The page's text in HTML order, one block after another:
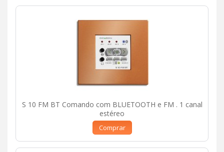
S 10 FM BT Comando com BLUETOOTH e FM . 1 canal
estéreo
Comprar